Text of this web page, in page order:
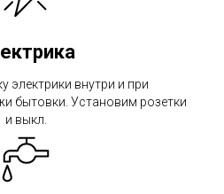
электрики внутри и при
бытовки. Установим розетки
и выкл.